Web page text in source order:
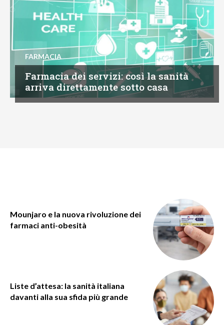
FARMACIA
Farmacia dei servizi: così la sanità
arriva direttamente sotto casa
Mounjaro e la nuova rivoluzione dei
farmaci anti-obesità
Liste d’attesa: la sanità italiana
davanti alla sua sfida più grande